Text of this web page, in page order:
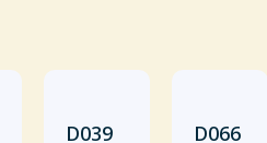
D039
D066